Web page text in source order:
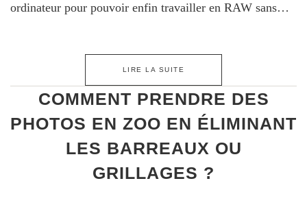
ordinateur pour pouvoir enfin travailler en RAW sans…
LIRE LA SUITE
COMMENT PRENDRE DES
PHOTOS EN ZOO EN ÉLIMINANT
LES BARREAUX OU
GRILLAGES ?